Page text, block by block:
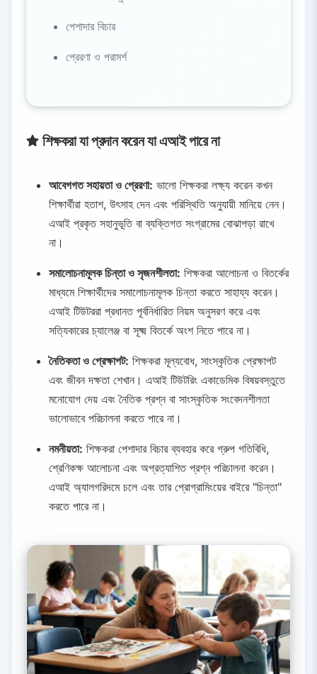
পেশাদার বিচার
প্রেরণা ও পরামর্শ
শিক্ষকরা যা প্রদান করেন যা এআই পারে না
আবেগগত সহায়তা ও প্রেরণা: ভালো শিক্ষকরা লক্ষ্য করেন কখন
শিক্ষার্থীরা হতাশ, উৎসাহ দেন এবং পরিস্থিতি অনুযায়ী মানিয়ে নেন।
এআই প্রকৃত সহানুভূতি বা ব্যক্তিগত সংগ্রামের বোঝাপড়া রাখে
না।
সমালোচনামূলক চিন্তা ও সৃজনশীলতা: শিক্ষকরা আলোচনা ও বিতর্কের
মাধ্যমে শিক্ষার্থীদের সমালোচনামূলক চিন্তা করতে সাহায্য করেন।
এআই টিউটররা প্রধানত পূর্বনির্ধারিত নিয়ম অনুসরণ করে এবং
সত্যিকারের চ্যালেঞ্জ বা সূক্ষ্ম বিতর্কে অংশ নিতে পারে না।
নৈতিকতা ও প্রেক্ষাপট: শিক্ষকরা মূল্যবোধ, সাংস্কৃতিক প্রেক্ষাপট
এবং জীবন দক্ষতা শেখান। এআই টিউটরিং একাডেমিক বিষয়বস্তুতে
মনোযোগ দেয় এবং নৈতিক প্রশ্ন বা সাংস্কৃতিক সংবেদনশীলতা
ভালোভাবে পরিচালনা করতে পারে না।
নমনীয়তা: শিক্ষকরা পেশাদার বিচার ব্যবহার করে গ্রুপ গতিবিধি,
শ্রেণিকক্ষ আলোচনা এবং অপ্রত্যাশিত প্রশ্ন পরিচালনা করেন।
এআই অ্যালগরিদমে চলে এবং তার প্রোগ্রামিংয়ের বাইরে "চিন্তা"
করতে পারে না।